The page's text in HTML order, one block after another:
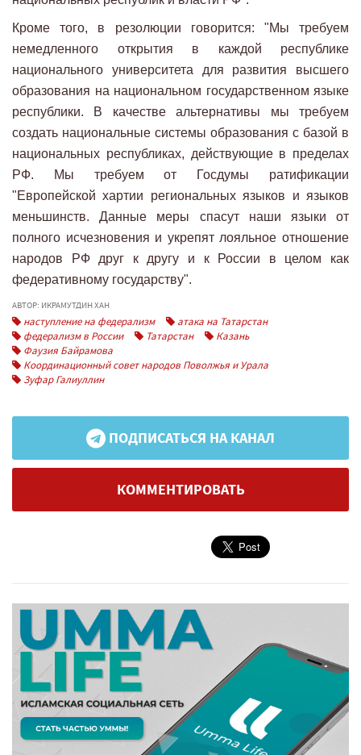
Кроме того, в резолюции говорится: "Мы требуем
немедленного открытия в каждой республике
национального университета для развития высшего
образования на национальном государственном языке
республики. В качестве альтернативы мы требуем
создать национальные системы образования с базой в
национальных республиках, действующие в пределах
РФ. Мы требуем от Госдумы ратификации
"Европейской хартии региональных языков и языков
меньшинств. Данные меры спасут наши языки от
полного исчезновения и укрепят лояльное отношение
народов РФ друг к другу и к России в целом как
федеративному государству".
АВТОР: ИКРАМУТДИН ХАН
наступление на федерализм
атака на Татарстан
федерализм в России
Татарстан
Казань
Фаузия Байрамова
Координационный совет народов Поволжья и Урала
Зуфар Галиуллин
ПОДПИСАТЬСЯ НА КАНАЛ
КОММЕНТИРОВАТЬ